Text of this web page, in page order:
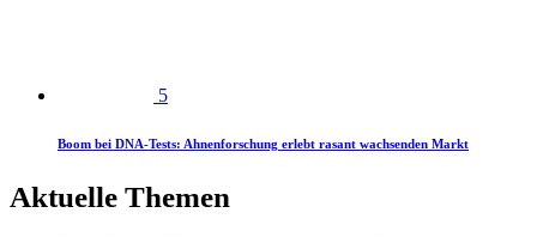
5
Boom bei DNA-Tests: Ahnenforschung erlebt rasant wachsenden Markt
Aktuelle Themen